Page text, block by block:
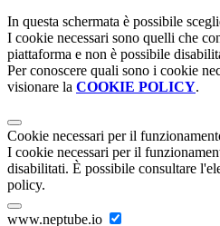
In questa schermata è possibile
I cookie necessari sono quelli che
piattaforma e non è possibile
Per conoscere quali sono i cookie
visionare la COOKIE POLICY.
Cookie necessari per il
I cookie necessari per il
disabilitati. È possibile consultare
policy.
www.neptube.io